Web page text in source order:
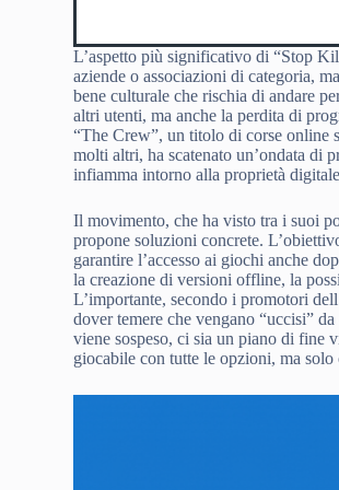
L’aspetto più significativo di “Stop
aziende o associazioni di categoria,
bene culturale che rischia di andare
altri utenti, ma anche la perdita di
“The Crew”, un titolo di corse online
molti altri, ha scatenato un’ondata di
infiamma intorno alla proprietà
Il movimento, che ha visto tra i suoi
propone soluzioni concrete.
garantire l’accesso ai giochi anche
la creazione di versioni offline, la
L’importante, secondo i promotori
dover temere che vengano “uccisi”
viene sospeso, ci sia un piano di fine
giocabile con tutte le opzioni, ma